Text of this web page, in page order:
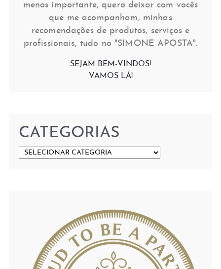
menos importante, quero deixar com vocês
que me acompanham, minhas
recomendações de produtos, serviços e
profissionais, tudo no "SIMONE APOSTA".
SEJAM BEM-VINDOS!
VAMOS LÁ!
CATEGORIAS